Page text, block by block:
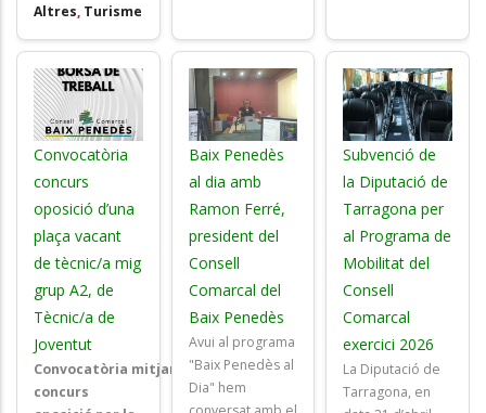
Altres, Turisme
Convocatòria
concurs
oposició d’una
plaça vacant
de tècnic/a mig
grup A2, de
Tècnic/a de
Joventut
Convocatòria mitjançant
concurs
Baix Penedès
al dia amb
Ramon Ferré,
president del
Consell
Comarcal del
Baix Penedès
Avui al programa
"Baix Penedès al
Dia" hem
Subvenció de
la Diputació de
Tarragona per
al Programa de
Mobilitat del
Consell
Comarcal
exercici 2026
La Diputació de
Tarragona, en